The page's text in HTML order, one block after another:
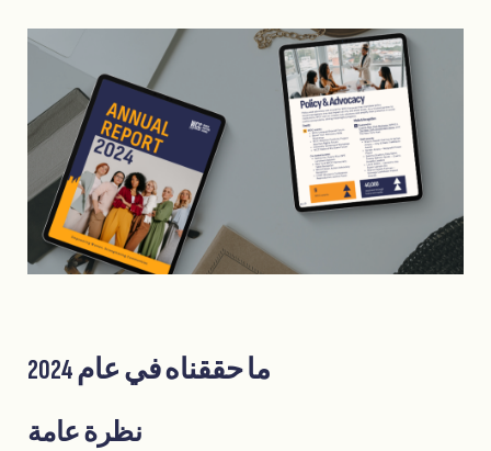
ما حققناه في عام 2024
نظرة عامة